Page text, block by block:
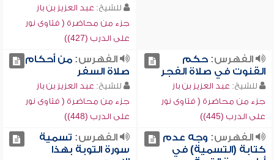
للشيخ: عبد العزيز بن باز
جزء من محاضرة ( فتاوى نور
على الدرب (427))
الفهرس:حكم
القنوت في صلاة الفجر
للشيخ: عبد العزيز بن باز
جزء من محاضرة ( فتاوى نور
على الدرب (445))
الفهرس:من أحكام
صلاة السفر
للشيخ: عبد العزيز بن باز
جزء من محاضرة ( فتاوى نور
على الدرب (448))
الفهرس: وجه عدم
كتابة (التسمية) في
الفهرس: تسمية
سورة التوبة بهذا